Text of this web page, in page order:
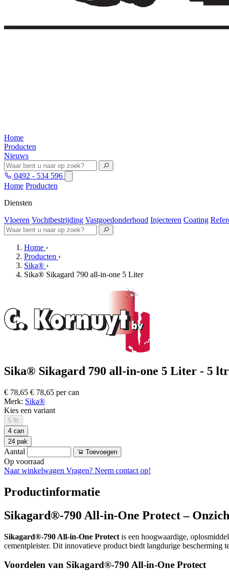
Home
Producten
Nieuws
0492 - 534 596
Home Producten
Diensten
Vloeren Vochtbestrijding Vastgoedonderhoud Injecteren Coating
Home ›
Producten ›
Sika® ›
Sika® Sikagard 790 all-in-one 5 Liter
Sika® Sikagard 790 all-in-one 5 Liter - 5 ltr
€ 78,65 € 78,65 per can
Merk: Sika®
Kies een variant
5 ltr
4 can
24 pak
Aantal Toevoegen
Op voorraad
Naar winkelwagen Vragen? Neem contact op!
Productinformatie
Sikagard®-790 All-in-One Protect –
Sikagard®-790 All-in-One Protect is een hoogwaardige,
cementpleister. Dit innovatieve product biedt langdurige
Voordelen van Sikagard®-790 All-in-One Protect